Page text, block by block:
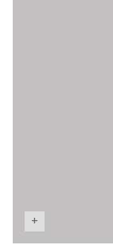
+